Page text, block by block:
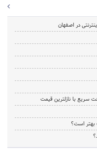
در اصفهان
سریع با نازلترین قیمت
است؟